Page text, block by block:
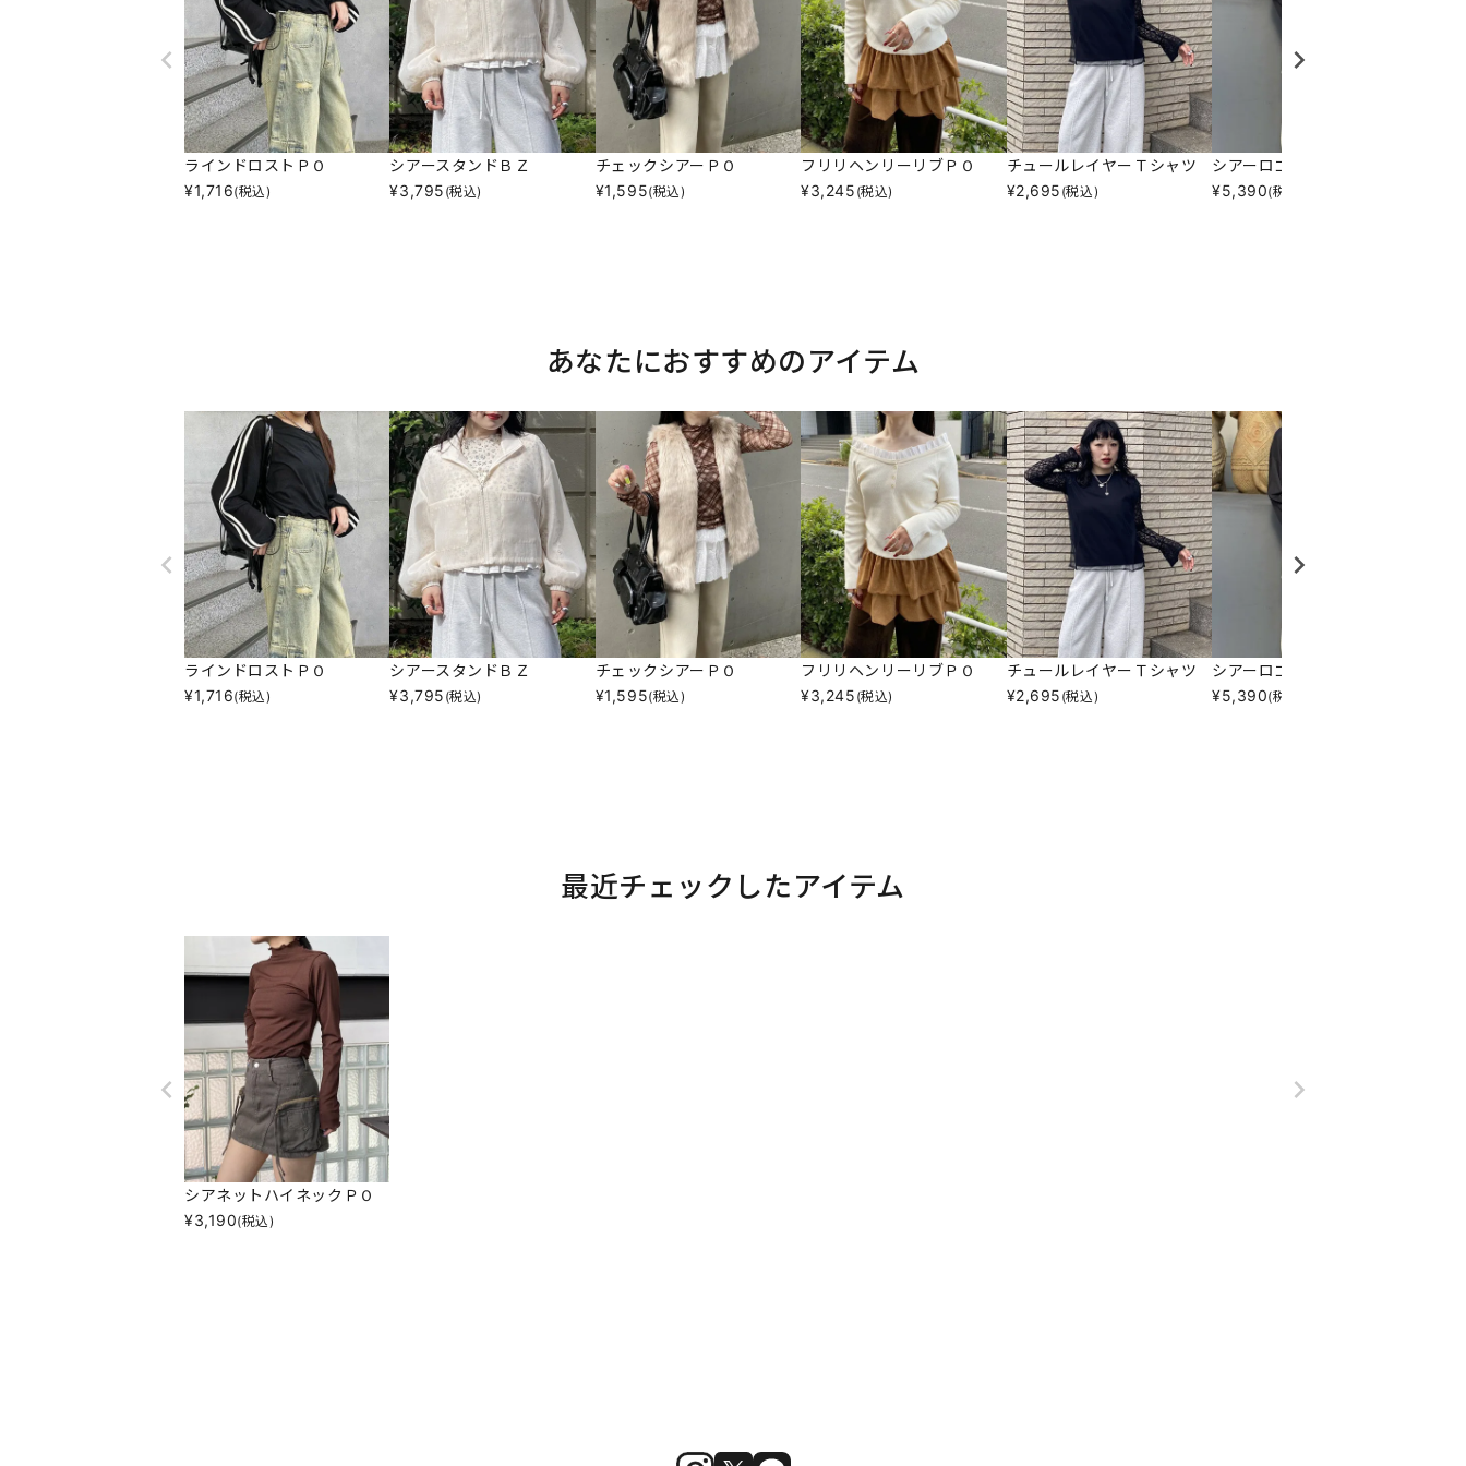
ラインドロストＰＯ
¥1,716(税込)
シアースタンドＢＺ
¥3,795 (税込)
チェックシアーＰＯ
¥1,595(税込)
フリリヘンリーリブＰＯ
¥3,245 (税込)
チュールレイヤーＴシャツ
¥2,695 (税込)
シアーロゴプリントロンＴ
¥5,390(税込)
あなたにおすすめのアイテム
ラインドロストＰＯ
¥1,716(税込)
シアースタンドＢＺ
¥3,795 (税込)
チェックシアーＰＯ
¥1,595(税込)
フリリヘンリーリブＰＯ
¥3,245 (税込)
チュールレイヤーＴシャツ
¥2,695 (税込)
シアーロゴプリントロンＴ
¥5,390(税込)
最近チェックしたアイテム
シアネットハイネックＰＯ
¥3,190(税込)